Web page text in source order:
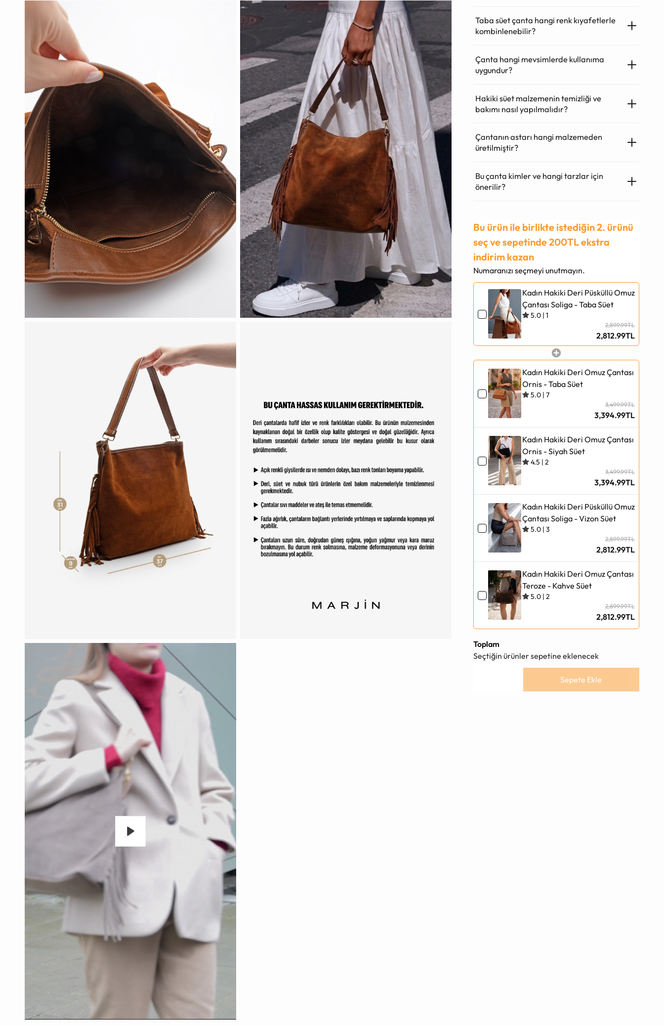
Oynat
Taba süet çanta hangi renk kıyafetlerle
kombinlenebilir?
Çanta hangi mevsimlerde kullanıma
uygundur?
Hakiki süet malzemenin temizliği ve
bakımı nasıl yapılmalıdır?
Çantanın astarı hangi malzemeden
üretilmiştir?
Bu çanta kimler ve hangi tarzlar için
önerilir?
Bu ürün ile birlikte istediğin 2. ürünü
seç ve sepetinde 200TL ekstra
indirim kazan
Numaranızı seçmeyi unutmayın.
Kadın Hakiki Deri Püsküllü Omuz
Çantası Soliga - Taba Süet
5.0| 1
2,899.99TL
2,812.99TL
Kadın Hakiki Deri Omuz Çantası
Ornis - Taba Süet
5.0| 7
3,499.99TL
3,394.99TL
Kadın Hakiki Deri Omuz Çantası
Ornis - Siyah Süet
4.5 | 2
3,499.99TL
3,394.99TL
Kadın Hakiki Deri Püsküllü Omuz
Çantası Soliga - Vizon Süet
5.0| 3
2,899.99TL
2,812.99TL
Kadın Hakiki Deri Omuz Çantası
Teroze - Kahve Süet
5.0| 2
2,899.99TL
2,812.99TL
Toplam
Seçtiğin ürünler sepetine eklenecek
Sepete Ekle